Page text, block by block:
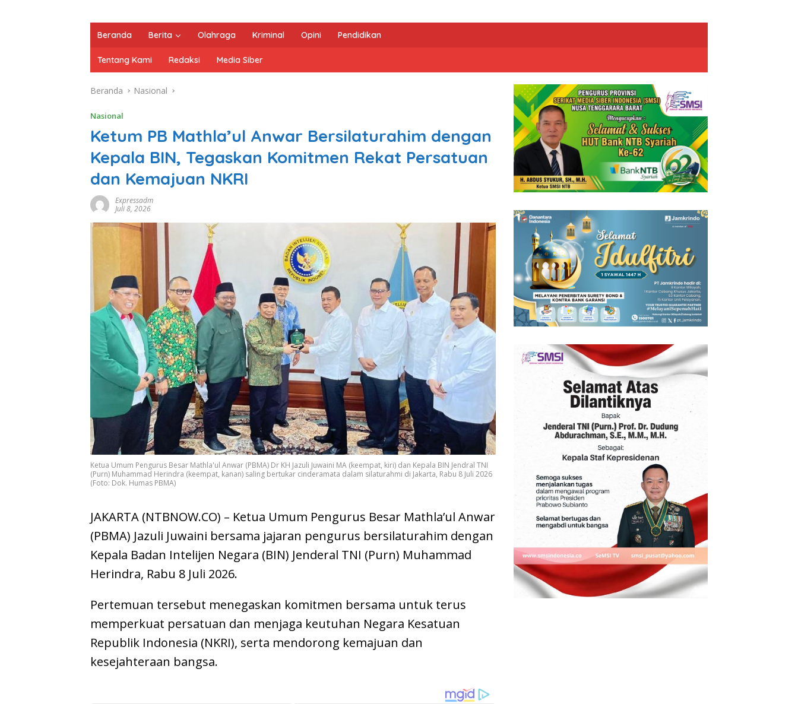
Beranda Berita Olahraga Kriminal Opini Pendidikan
Tentang Kami Redaksi Media Siber
Beranda Nasional
Nasional
Ketum PB Mathla’ul Anwar Bersilaturahim dengan
Kepala BIN, Tegaskan Komitmen Rekat Persatuan
dan Kemajuan NKRI
Expressadm
Juli 8, 2026
Ketua Umum Pengurus Besar Mathla'ul Anwar (PBMA) Dr KH Jazuli Juwaini MA (keempat, kiri) dan Kepala BIN Jendral TNI
(Purn) Muhammad Herindra (keempat, kanan) saling bertukar cinderamata dalam silaturahmi di Jakarta, Rabu 8 Juli 2026
(Foto: Dok. Humas PBMA)
JAKARTA (NTBNOW.CO) – Ketua Umum Pengurus Besar Mathla’ul Anwar
(PBMA) Jazuli Juwaini bersama jajaran pengurus bersilaturahim dengan
Kepala Badan Intelijen Negara (BIN) Jenderal TNI (Purn) Muhammad
Herindra, Rabu 8 Juli 2026.
Pertemuan tersebut menegaskan komitmen bersama untuk terus
memperkuat persatuan dan menjaga keutuhan Negara Kesatuan
Republik Indonesia (NKRI), serta mendorong kemajuan dan
kesejahteraan bangsa.